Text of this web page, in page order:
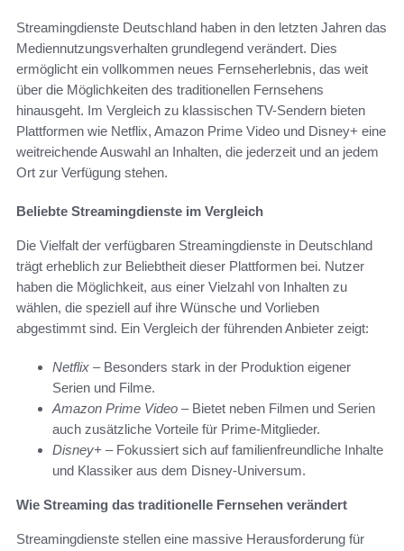
Streamingdienste Deutschland haben in den letzten Jahren das
Mediennutzungsverhalten grundlegend verändert. Dies
ermöglicht ein vollkommen neues Fernseherlebnis, das weit
über die Möglichkeiten des traditionellen Fernsehens
hinausgeht. Im Vergleich zu klassischen TV-Sendern bieten
Plattformen wie Netflix, Amazon Prime Video und Disney+ eine
weitreichende Auswahl an Inhalten, die jederzeit und an jedem
Ort zur Verfügung stehen.
Beliebte Streamingdienste im Vergleich
Die Vielfalt der verfügbaren Streamingdienste in Deutschland
trägt erheblich zur Beliebtheit dieser Plattformen bei. Nutzer
haben die Möglichkeit, aus einer Vielzahl von Inhalten zu
wählen, die speziell auf ihre Wünsche und Vorlieben
abgestimmt sind. Ein Vergleich der führenden Anbieter zeigt:
Netflix – Besonders stark in der Produktion eigener
Serien und Filme.
Amazon Prime Video – Bietet neben Filmen und Serien
auch zusätzliche Vorteile für Prime-Mitglieder.
Disney+ – Fokussiert sich auf familienfreundliche Inhalte
und Klassiker aus dem Disney-Universum.
Wie Streaming das traditionelle Fernsehen verändert
Streamingdienste stellen eine massive Herausforderung für